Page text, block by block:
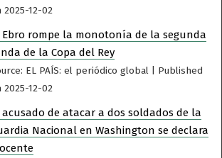
2025-12-02
Ebro rompe la monotonía de la segunda
de la Copa del Rey
EL PAÍS: el periódico global
Published
2025-12-02
acusado de atacar a dos soldados de la
Nacional en Washington se declara